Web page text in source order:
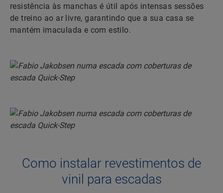
resistência às manchas é útil após intensas sessões
de treino ao ar livre, garantindo que a sua casa se
mantém imaculada e com estilo.
Como instalar revestimentos de
vinil para escadas